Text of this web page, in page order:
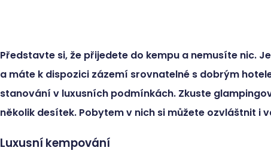
Představte si, že přijedete do kempu a nemusíte nic.
a máte k dispozici zázemí srovnatelné s dobrým
stanování v luxusních podmínkách. Zkuste
několik desítek. Pobytem v nich si můžete ozvláštnit i
Luxusní kempování